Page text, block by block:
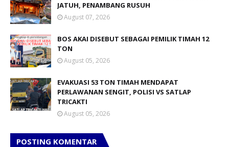
JATUH, PENAMBANG RUSUH
August 07, 2026
BOS AKAI DISEBUT SEBAGAI PEMILIK TIMAH 12
TON
August 05, 2026
EVAKUASI 53 TON TIMAH MENDAPAT
PERLAWANAN SENGIT, POLISI VS SATLAP
TRICAKTI
August 05, 2026
POSTING KOMENTAR